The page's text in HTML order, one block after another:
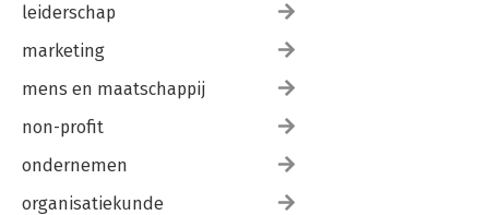
leiderschap
marketing
mens en maatschappij
non-profit
ondernemen
organisatiekunde